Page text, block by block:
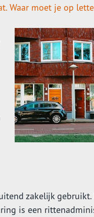
Waar moet je op
zakelijk gebruikt.
is een